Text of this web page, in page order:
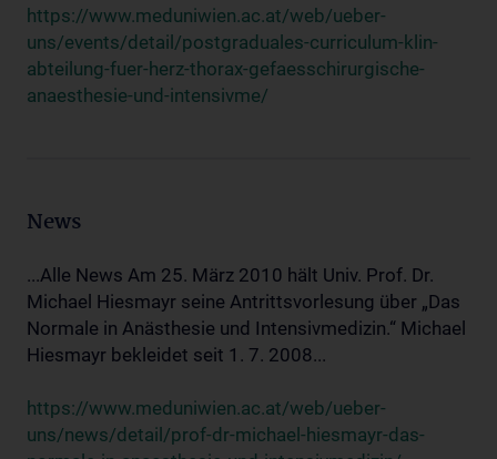
https://www.meduniwien.ac.at/web/ueber-
uns/events/detail/postgraduales-curriculum-klin-
abteilung-fuer-herz-thorax-gefaesschirurgische-
anaesthesie-und-intensivme/
News
...Alle News Am 25. März 2010 hält Univ. Prof. Dr.
Michael Hiesmayr seine Antrittsvorlesung über „Das
Normale in Anästhesie und Intensivmedizin.“ Michael
Hiesmayr bekleidet seit 1. 7. 2008...
https://www.meduniwien.ac.at/web/ueber-
uns/news/detail/prof-dr-michael-hiesmayr-das-